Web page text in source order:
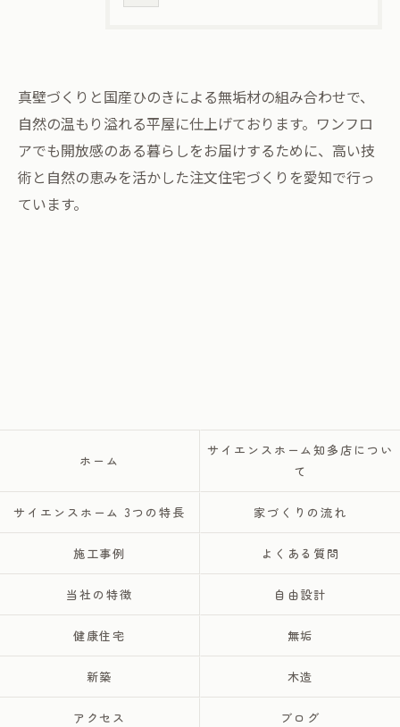
真壁づくりと国産ひのきによる無垢材の組み合わせで、
自然の温もり溢れる平屋に仕上げております。ワンフロ
アでも開放感のある暮らしをお届けするために、高い技
術と自然の恵みを活かした注文住宅づくりを愛知で行っ
ています。
ホーム
サイエンスホーム知多店につい
て
サイエンスホーム 3つの特長 家づくりの流れ
施工事例 よくある質問
当社の特徴 自由設計
健康住宅 無垢
新築 木造
アクセス ブログ